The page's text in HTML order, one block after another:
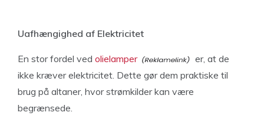
Uafhængighed af Elektricitet
En stor fordel ved olielamper
er, at de
ikke kræver elektricitet. Dette gør dem praktiske til
brug på altaner, hvor strømkilder kan være
begrænsede.